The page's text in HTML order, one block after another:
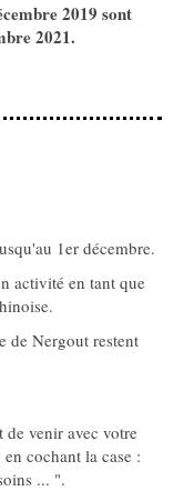
2019 sont
2021.
1er décembre.
activité en tant que
de Nergout restent
venir avec votre
cochant la case :
... ".